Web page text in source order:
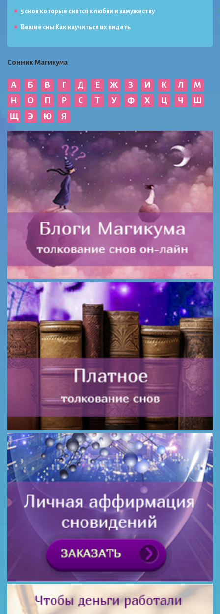
5 снов которые снятся к любви и замужеству
Вещие сны Как научиться их видеть
Сонник Магикума
А Б В Г Д Е Ж З И К Л
М
Н
О П Р С Т У Ф Х Ц Ч
Ш
Щ
Э Ю Я